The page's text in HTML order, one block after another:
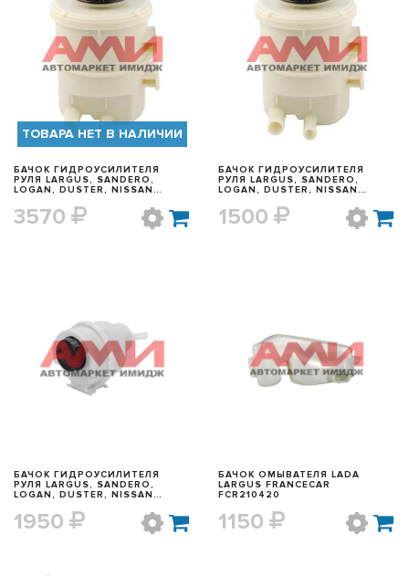
БЫСТРЫЙ ПРОСМОТР
ТОВАРА НЕТ В НАЛИЧИИ
БАЧОК ГИДРОУСИЛИТЕЛЯ
РУЛЯ LARGUS, SANDERO,
LOGAN, DUSTER, NISSAN
185
3570
БЫСТРЫЙ ПРОСМОТР
БАЧОК ГИДРОУСИЛИТЕЛЯ
РУЛЯ LARGUS, SANDERO,
LOGAN, DUSTER, NISSAN
1500
БЫСТРЫЙ ПРОСМОТР
БАЧОК ГИДРОУСИЛИТЕЛЯ
РУЛЯ LARGUS, SANDERO,
LOGAN, DUSTER, NISSAN
1950
БЫСТРЫЙ ПРОСМОТР
БАЧОК ОМЫВАТЕЛЯ LADA
LARGUS FRANCECAR
FCR210420
1150